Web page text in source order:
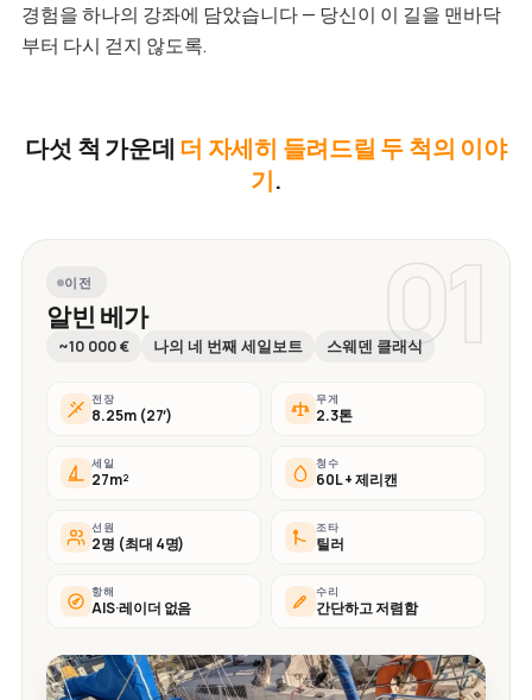
경험을 하나의 강좌에 담았습니다 — 당신이 이 길을 맨바닥
부터 다시 걷지 않도록.
다섯 척 가운데 더 자세히 들려드릴 두 척의 이야
기.
01
이전
알빈 베가
~10 000 € 나의 네 번째 세일보트 스웨덴 클래식
전장
8.25m (27′)
무게
2.3톤
세일
27m²
청수
60L + 제리캔
선원
2명 (최대 4명)
조타
틸러
항해
AIS·레이더 없음
수리
간단하고 저렴함